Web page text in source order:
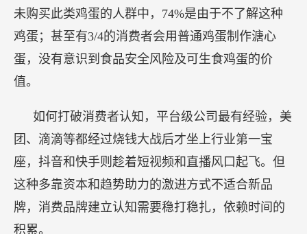
未购买此类鸡蛋的人群中，74%是由于不了解这种
鸡蛋；甚至有3/4的消费者会用普通鸡蛋制作溏心
蛋，没有意识到食品安全风险及可生食鸡蛋的价
值。
如何打破消费者认知，平台级公司最有经验，美
团、滴滴等都经过烧钱大战后才坐上行业第一宝
座，抖音和快手则趁着短视频和直播风口起飞。但
这种多靠资本和趋势助力的激进方式不适合新品
牌，消费品牌建立认知需要稳打稳扎，依赖时间的
积累。